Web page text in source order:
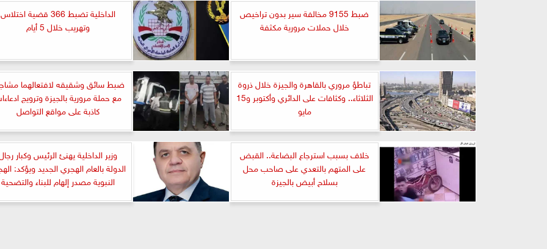
ضبط 9155 مخالفة سير بدون تراخيص
خلال حملات مرورية مكثفة
الداخلية تضبط 366 قضية اختلاس
وتهريب خلال 5 أيام
تباطؤ مروري بالقاهرة والجيزة خلال ذروة
الثلاثاء.. وكثافات على الدائري وأكتوبر و15
مايو
ضبط سائق وشقيقه لافتعالهما
مع حملة مرورية بالجيزة وترويج
كاذبة على مواقع التواصل
خلاف بسبب استرجاع البضاعة.. القبض
على المتهم بالتعدي على صاحب محل
بسلاح أبيض بالجيزة
وزير الداخلية يهنئ الرئيس وكبار
الدولة بالعام الهجري الجديد ويؤكد:
النبوية مصدر إلهام للبناء والتضحية